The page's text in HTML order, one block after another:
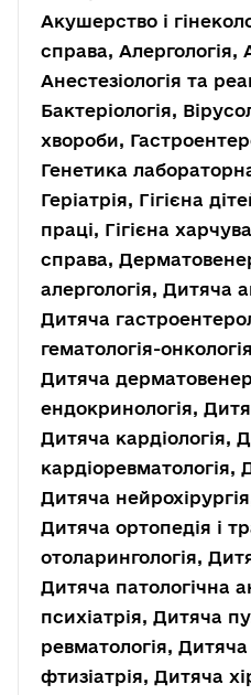
Акушерство і
справа, Алергологія,
Анестезіологія та
Бактеріологія,
хвороби,
Генетика
Геріатрія, Гігієна
праці, Гігієна
справа,
алергологія, Дитяча
Дитяча
гематологія-
Дитяча
ендокринологія,
Дитяча кардіологія,
кардіоревматологія,
Дитяча
Дитяча ортопедія і
отоларингологія,
Дитяча патологічна
психіатрія, Дитяча
ревматологія,
фтизіатрія, Дитяча